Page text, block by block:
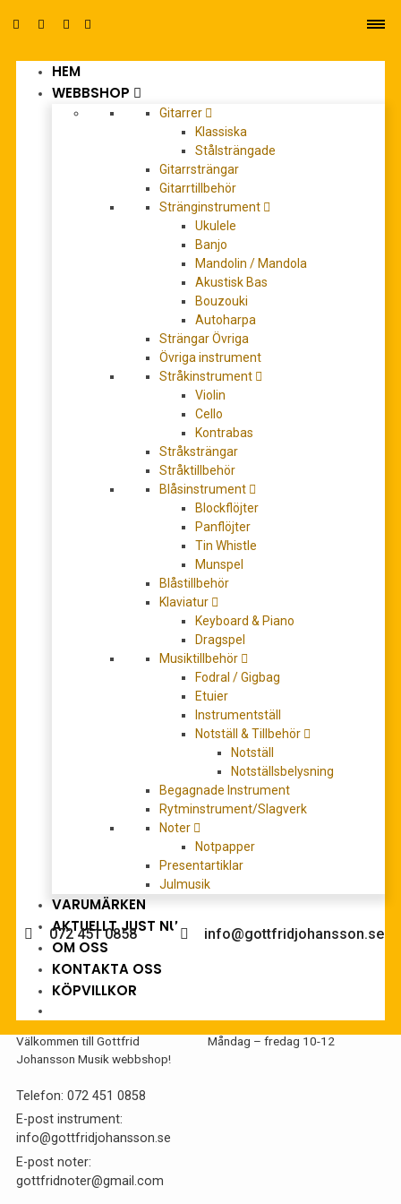
HEM
WEBBSHOP
Gitarrer
Klassiska
Stålsträngade
Gitarrsträngar
Gitarrtillbehör
Stränginstrument
Ukulele
Banjo
Mandolin / Mandola
Akustisk Bas
Bouzouki
Autoharpa
Strängar Övriga
Övriga instrument
Stråkinstrument
Violin
Cello
Kontrabas
Stråksträngar
Stråktillbehör
Blåsinstrument
Blockflöjter
Panflöjter
Tin Whistle
Munspel
Blåstillbehör
Klaviatur
Keyboard & Piano
Dragspel
Musiktillbehör
Fodral / Gigbag
Etuier
Instrumentställ
Notställ & Tillbehör
Notställ
Notställsbelysning
Begagnade Instrument
Rytminstrument/Slagverk
Noter
Notpapper
Presentartiklar
Julmusik
VARUMÄRKEN
AKTUELLT JUST NU
OM OSS
KONTAKTA OSS
KÖPVILLKOR
Djembé Goatskin Mahogany 40CM
620,00kr
LÄGG TILL I VARUKORG
Djembé Goatskin Mahogany 50CM
kr
Behöver du hjälp med köpet?
072 451 0858 info@gottfridjohansson.se
Gottfrid Johansson
Välkommen till Gottfrid
Johansson Musik webbshop!
Telefon: 072 451 0858
E-post instrument:
info@gottfridjohansson.se
E-post noter:
gottfridnoter@gmail.com
Måndag – fredag 10-12